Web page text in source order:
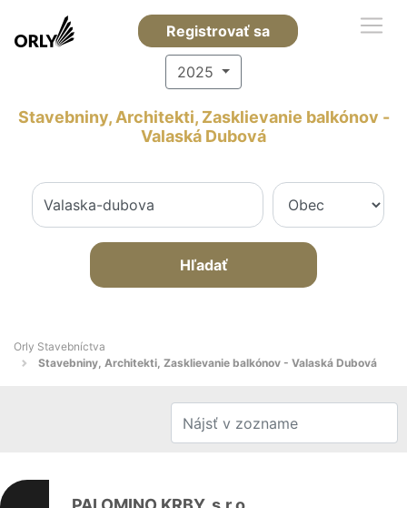
Registrovať sa
2025
Stavebniny, Architekti, Zasklievanie balkónov -
Valaská Dubová
Hľadať
Orly Stavebníctva
Stavebniny, Architekti, Zasklievanie balkónov - Valaská Dubová